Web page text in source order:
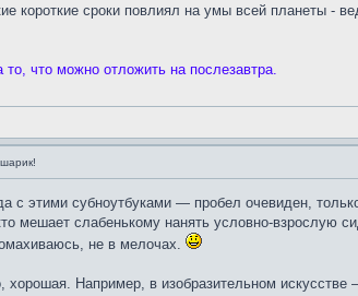
короткие сроки повлиял на умы всей планеты -
то, что можно отложить на послезавтра.
с этими субноутбуками — пробел очевиден,
мешает слабенькому нанять условно-взрослую
не в мелочах.
хорошая. Например, в изобразительном